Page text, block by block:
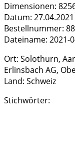
Dimensionen:
Datum:
Bestellnummer:
Dateiname: 2021-
Ort: Solothurn,
Erlinsbach AG,
Land: Schweiz
Stichwörter: